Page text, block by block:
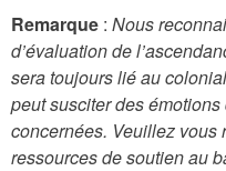
Remarque : Nous
d’évaluation de
sera toujours lié au
peut susciter des
concernées. Veuillez vous
ressources de soutien au